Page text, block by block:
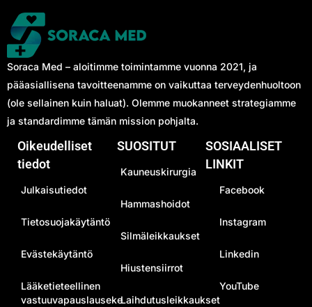
Soraca Med – aloitimme toimintamme vuonna 2021, ja
pääasiallisena tavoitteenamme on vaikuttaa terveydenhuoltoon
(ole sellainen kuin haluat). Olemme muokanneet strategiamme
ja standardimme tämän mission pohjalta.
Oikeudelliset
tiedot
Julkaisutiedot
Tietosuojakäytäntö
Evästekäytäntö
Lääketieteellinen
vastuuvapauslauseke
SUOSITUT
Kauneuskirurgia
Hammashoidot
Silmäleikkaukset
Hiustensiirrot
Laihdutusleikkaukset
SOSIAALISET
LINKIT
Facebook
Instagram
Linkedin
YouTube